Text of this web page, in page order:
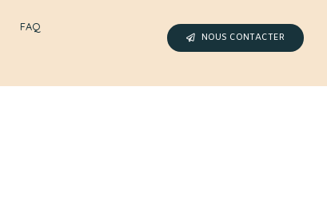
FAQ
NOUS CONTACTER